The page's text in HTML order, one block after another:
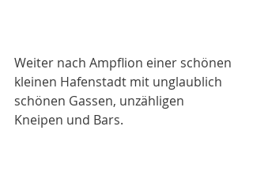
Weiter nach Ampflion einer schönen
kleinen Hafenstadt mit unglaublich
schönen Gassen, unzähligen
Kneipen und Bars.